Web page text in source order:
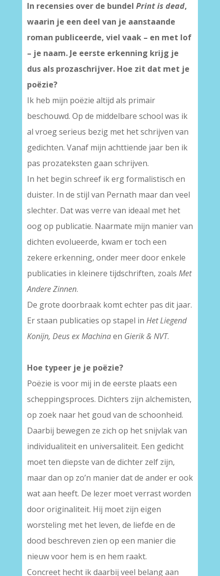
In recensies over de bundel Print is dead,
waarin je een deel van je aanstaande
roman publiceerde, viel vaak – en met lof
– je naam. Je eerste erkenning krijg je
dus als prozaschrijver. Hoe zit dat met je
poëzie?
Ik heb mijn poëzie altijd als primair
beschouwd. Op de middelbare school was ik
al vroeg serieus bezig met het schrijven van
gedichten. Vanaf mijn achttiende jaar ben ik
pas prozateksten gaan schrijven.
In het begin schreef ik erg formalistisch en
duister. In de stijl van Pernath maar dan veel
slechter. Dat was verre van ideaal met het
oog op publicatie. Naarmate mijn manier van
dichten evolueerde, kwam er toch een
zekere erkenning, onder meer door enkele
publicaties in kleinere tijdschriften, zoals Met
Andere Zinnen.
De grote doorbraak komt echter pas dit jaar.
Er staan publicaties op stapel in Het Liegend
Konijn, Deus ex Machinaen Gierik & NVT.
Hoe typeer je je poëzie?
Poëzie is voor mij in de eerste plaats een
scheppingsproces. Dichters zijn alchemisten,
op zoek naar het goud van de schoonheid.
Daarbij bewegen ze zich op het snijvlak van
individualiteit en universaliteit. Een gedicht
moet ten diepste van de dichter zelf zijn,
maar dan op zo’n manier dat de ander er ook
wat aan heeft. De lezer moet verrast worden
door originaliteit. Hij moet zijn eigen
worsteling met het leven, de liefde en de
dood beschreven zien op een manier die
nieuw voor hem is en hem raakt.
Concreet hecht ik daarbij veel belang aan